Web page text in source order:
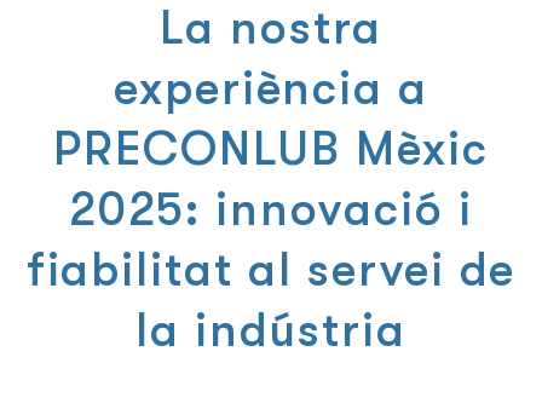
La nostra
experiència a
PRECONLUB Mèxic
2025: innovació i
fiabilitat al servei de
la indústria